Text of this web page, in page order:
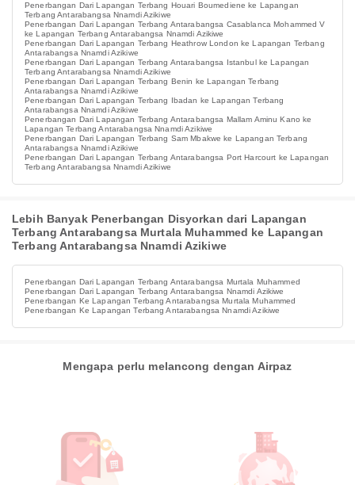
Penerbangan Dari Lapangan Terbang Houari Boumediene ke Lapangan
Terbang Antarabangsa Nnamdi Azikiwe
Penerbangan Dari Lapangan Terbang Antarabangsa Casablanca Mohammed V
ke Lapangan Terbang Antarabangsa Nnamdi Azikiwe
Penerbangan Dari Lapangan Terbang Heathrow London ke Lapangan Terbang
Antarabangsa Nnamdi Azikiwe
Penerbangan Dari Lapangan Terbang Antarabangsa Istanbul ke Lapangan
Terbang Antarabangsa Nnamdi Azikiwe
Penerbangan Dari Lapangan Terbang Benin ke Lapangan Terbang
Antarabangsa Nnamdi Azikiwe
Penerbangan Dari Lapangan Terbang Ibadan ke Lapangan Terbang
Antarabangsa Nnamdi Azikiwe
Penerbangan Dari Lapangan Terbang Antarabangsa Mallam Aminu Kano ke
Lapangan Terbang Antarabangsa Nnamdi Azikiwe
Penerbangan Dari Lapangan Terbang Sam Mbakwe ke Lapangan Terbang
Antarabangsa Nnamdi Azikiwe
Penerbangan Dari Lapangan Terbang Antarabangsa Port Harcourt ke Lapangan
Terbang Antarabangsa Nnamdi Azikiwe
Lebih Banyak Penerbangan Disyorkan dari Lapangan
Terbang Antarabangsa Murtala Muhammed ke Lapangan
Terbang Antarabangsa Nnamdi Azikiwe
Penerbangan Dari Lapangan Terbang Antarabangsa Murtala Muhammed
Penerbangan Dari Lapangan Terbang Antarabangsa Nnamdi Azikiwe
Penerbangan Ke Lapangan Terbang Antarabangsa Murtala Muhammed
Penerbangan Ke Lapangan Terbang Antarabangsa Nnamdi Azikiwe
Mengapa perlu melancong dengan Airpaz